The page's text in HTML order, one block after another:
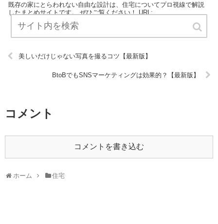
既存の家にとらわれない自由な設計は、住宅についてプロ視線で解説
したまとめサイトです。 ぜひご覧ください！ URL:
美しいだけじゃない写真を撮るコツ【最新版】
BtoBでもSNSマーケティングは効果的？【最新版】
コメント
コメントを書き込む
ホーム 住宅